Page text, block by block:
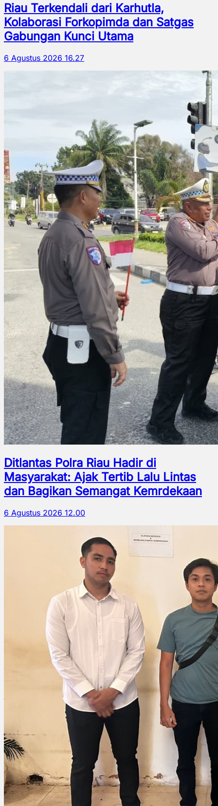
Riau Terkendali dari Karhutla,
Kolaborasi Forkopimda dan Satgas
Gabungan Kunci Utama
6 Agustus 2026 16.27
Ditlantas Polra Riau Hadir di
Masyarakat: Ajak Tertib Lalu Lintas
dan Bagikan Semangat Kemrdekaan
6 Agustus 2026 12.00